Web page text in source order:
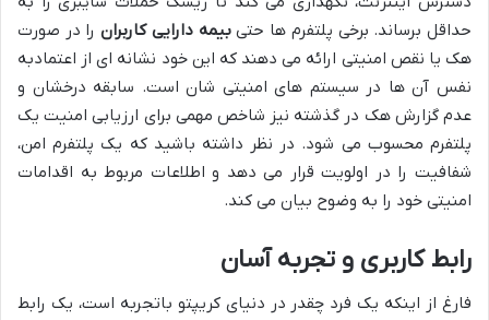
حداقل برساند. برخی پلتفرم ها حتیبیمه دارایی کاربرانرا در صورت
هک یا نقص امنیتی ارائه می دهند که این خود نشانه ای از اعتمادبه
نفس آن ها در سیستم های امنیتی شان است. سابقه درخشان و
عدم گزارش هک در گذشته نیز شاخص مهمی برای ارزیابی امنیت یک
پلتفرم محسوب می شود. در نظر داشته باشید که یک پلتفرم امن،
شفافیت را در اولویت قرار می دهد و اطلاعات مربوط به اقدامات
امنیتی خود را به وضوح بیان می کند.
رابط کاربری و تجربه آسان
فارغ از اینکه یک فرد چقدر در دنیای کریپتو باتجربه است، یک رابط